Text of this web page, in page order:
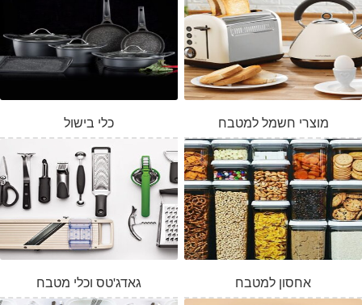
כלי בישול מוצרי חשמל למטבח
גאדג'טס וכלי מטבח אחסון למטבח